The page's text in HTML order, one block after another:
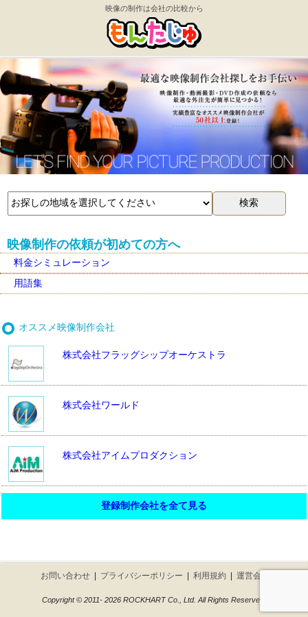
映像の制作は会社の比較から
映像制作の依頼が初めての方へ
料金シミュレーション
用語集
オススメ映像制作会社
株式会社フラッグシップオーケストラ
株式会社ワールド
株式会社アイムプロダクション
登録制作会社を全て見る
お問い合わせ プライバシーポリシー 利用規約 運営会社
Copyright © 2011- 2026 ROCKHART Co., Ltd. All Rights Reserved.